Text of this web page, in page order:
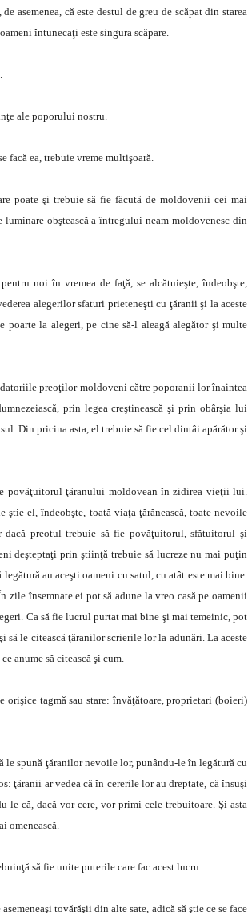
asemenea, că este destul de greu de scăpat din starea
întunecaţi este singura scăpare.
ale poporului nostru.
facă ea, trebuie vreme multişoară.
poate şi trebuie să fie făcută de moldovenii cei mai
obştească a întregului neam moldovenesc din
noi în vremea de faţă, se alcătuieşte, îndeobşte,
alegerilor sfaturi prieteneşti cu ţăranii şi la aceste
poarte la alegeri, pe cine să-l aleagă alegător şi multe
preoţilor moldoveni către poporanii lor înaintea
prin legea creştinească şi prin obârşia lui
Din pricina asta, el trebuie să fie cel dintâi apărător şi
povăţuitorul ţăranului moldovean în zidirea vieţii lui.
ştie el, îndeobşte, toată viaţa ţărănească, toate nevoile
preotul trebuie să fie povăţuitorul, sfătuitorul şi
deşteptaţi prin ştiinţă trebuie să lucreze nu mai puţin
au aceşti oameni cu satul, cu atât este mai bine.
zile însemnate ei pot să adune la vreo casă pe oamenii
Ca să fie lucrul purtat mai bine şi mai temeinic, pot
să le citească ţăranilor scrierile lor la adunări. La aceste
anume să citească şi cum.
tagmă sau stare: învăţătoare, proprietari (boieri)
le spună ţăranilor nevoile lor, punându-le în legătură cu
ţăranii ar vedea că în cererile lor au dreptate, că însuşi
că, dacă vor cere, vor primi cele trebuitoare. Şi asta
omenească.
să fie unite puterile care fac acest lucru.
tovărăşii din alte sate, adică să ştie ce se face